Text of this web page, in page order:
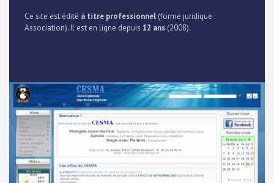
Ce site est édité à titre professionnel (forme juridique :
Association). Il est en ligne depuis 12 ans (2008).